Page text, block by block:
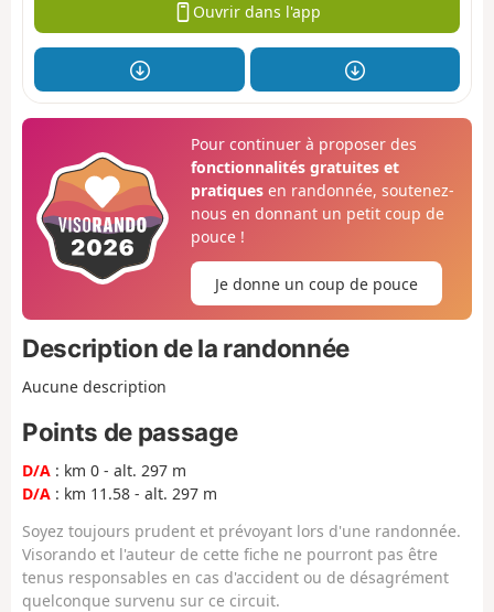
Ouvrir dans l'app
Pour continuer à proposer des
fonctionnalités gratuites et
pratiquesen randonnée, soutenez-
nous en donnant un petit coup de
pouce !
Je donne un coup de pouce
Description de la randonnée
Aucune description
Points de passage
D/A : km 0 - alt. 297 m
D/A : km 11.58 - alt. 297 m
Soyez toujours prudent et prévoyant lors d'une randonnée.
Visorando et l'auteur de cette fiche ne pourront pas être
tenus responsables en cas d'accident ou de désagrément
quelconque survenu sur ce circuit.